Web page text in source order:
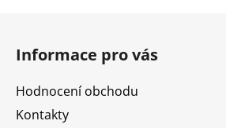
Informace pro vás
Hodnocení obchodu
Kontakty